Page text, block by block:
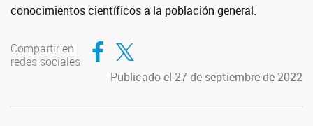
conocimientos científicos a la población general.
Compartir en
redes sociales
Compartir en Facebook
Compartir en Twitter
Publicado el 27 de septiembre de 2022